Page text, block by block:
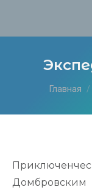
Вы
Главная
Домбровским